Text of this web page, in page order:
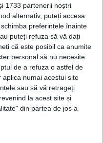
1733 partenerii noștri
alternativ, puteți accesa
preferințele înainte
puteți refuza să vă dați
că este posibil ca anumite
personal să nu necesite
de a refuza o astfel de
numai acestui site
sau să vă retrageți
la acest site și
din partea de jos a
a primit-o în
ca cel care
Ciprian,
află în partea
de mici